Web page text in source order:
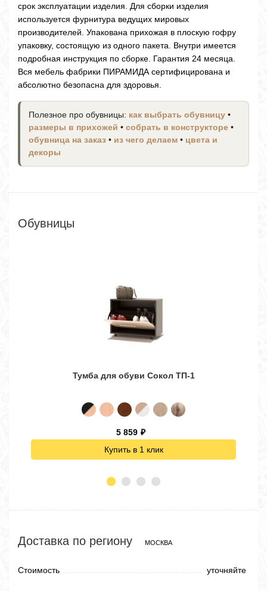
срок эксплуатации изделия. Для сборки изделия
используется фурнитура ведущих мировых
производителей. Упакована прихожая в плоскую гофру
упаковку, состоящую из одного пакета. Внутри имеется
подробная инструкция по сборке. Гарантия 24 месяца.
Вся мебель фабрики ПИРАМИДА сертифицирована и
абсолютно безопасна для здоровья.
Полезное про обувницы: как выбрать обувницу •
размеры в прихожей • собрать в конструкторе •
обувница на заказ • из чего делаем • цвета и
декоры
Обувницы
Тумба для обуви Сокол ТП-1
5 859 ₽
Купить в 1 клик
Доставка по региону МОСКВА
Стоимость уточняйте